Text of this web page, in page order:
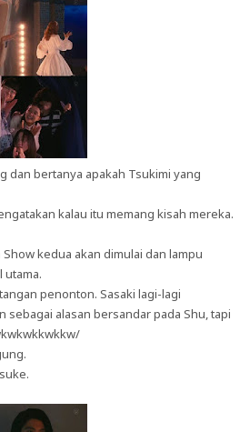
dan bertanya apakah Tsukimi yang
kalau itu memang kisah mereka.
kedua akan dimulai dan lampu
utama.
penonton. Sasaki lagi-lagi
alasan bersandar pada Shu, tapi